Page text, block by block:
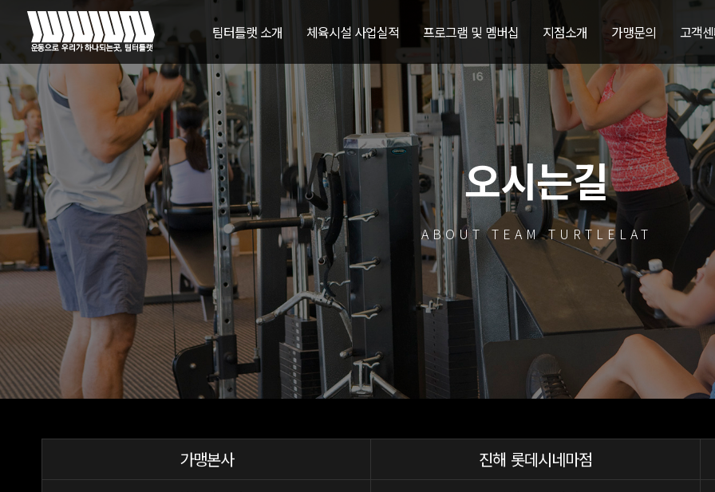
팀터틀랫 소개 체육시설 사업실적 프로그램 및 멤버십 지점소개 가맹문의 고객
오시는길
ABOUT TEAM TURTLELAT
가맹본사
진해 롯데시네마점